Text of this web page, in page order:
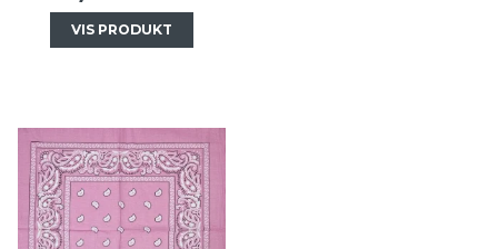
VIS PRODUKT